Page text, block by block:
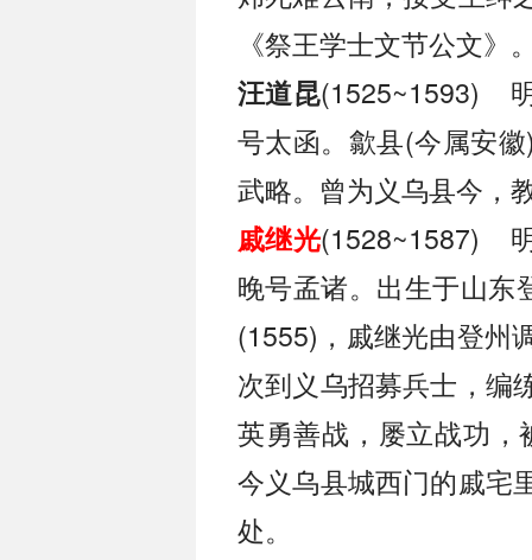
《祭王学士文节公文》
汪道昆(1525~1593)
号太函。歙县(今属安
武略。曾为义乌县今，
戚继光(1528~1587)
晚号孟诸。出生于山东
(1555)，戚继光由登州
次到义乌招募兵士，编
英勇善战，屡立战功，
今义乌县城西门的戚宅
处。